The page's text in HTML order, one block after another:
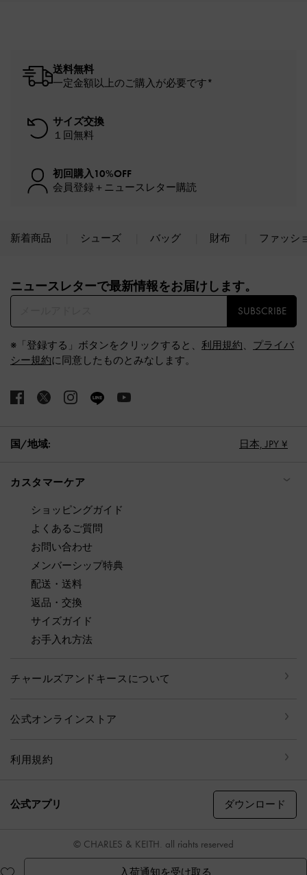
入荷通知を受け取る
送料無料
一定金額以上のご購入が必要です*
サイズ交換
１回無料
初回購入10%OFF
会員登録＋ニュースレター購読
新着商品 シューズ バッグ 財布 ファッシ
ニュースレターで最新情報をお届けします。​
SUBSCRIBE
※「登録する」ボタンをクリックすると、 利用規約、 プライバ
シー規約に同意したものとみなします。
国/地域: 日本, JPY ¥
カスタマーケア
ショッピングガイド
よくあるご質問
お問い合わせ
メンバーシップ特典
配送・送料
返品・交換
サイズガイド
お手入れ方法
チャールズアンドキースについて
公式オンラインストア
利用規約
公式アプリ ダウンロード
© CHARLES & KEITH, all rights reserved